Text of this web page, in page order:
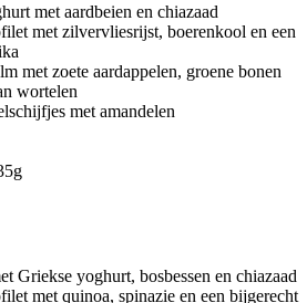
met aardbeien en chiazaad
met zilvervliesrijst, boerenkool en een
met zoete aardappelen, groene bonen
wortelen
met amandelen
Griekse yoghurt, bosbessen en chiazaad
met quinoa, spinazie en een bijgerecht